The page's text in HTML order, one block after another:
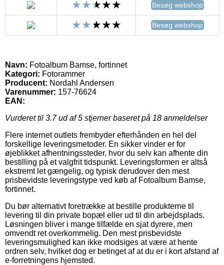
Besøg webshop
Besøg webshop
Navn: Fotoalbum Bamse, fortinnet
Kategori: Fotorammer
Producent: Nordahl Andersen
Varenummer: 157-76624
EAN:
Vurderet til 3.7ud af 5 stjerner baseret på 18 anmeldelser
Flere internet outlets frembyder efterhånden en hel del
forskellige leveringsmetoder. En sikker vinder er for
øjeblikket afhentningssteder, hvor du selv kan afhente din
bestilling på et valgfrit tidspunkt. Leveringsformen er altså
ekstremt let gængelig, og typisk derudover den mest
prisbevidste leveringstype ved køb af Fotoalbum Bamse,
fortinnet.
Du bør alternativt foretrække at bestille produkterne til
levering til din private bopæl eller ud til din arbejdsplads.
Løsningen bliver i mange tilfælde en sjat dyrere, men
omvendt ret overkommelig. Den mest prisbevidste
leveringsmulighed kan ikke modsiges at være at hente
ordren selv, hvilket dog er betinget af at du er i kort afstand af
e-forretningens hjemsted.